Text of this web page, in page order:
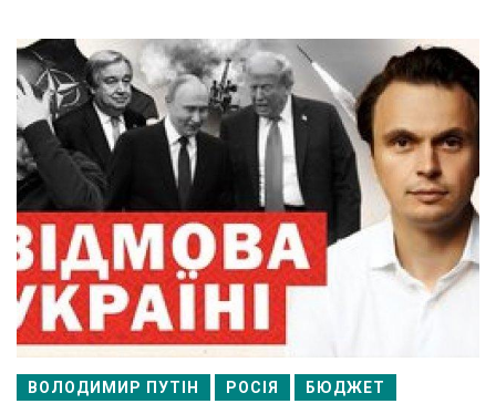
ВОЛОДИМИР ПУТІН РОСІЯ БЮДЖЕТ